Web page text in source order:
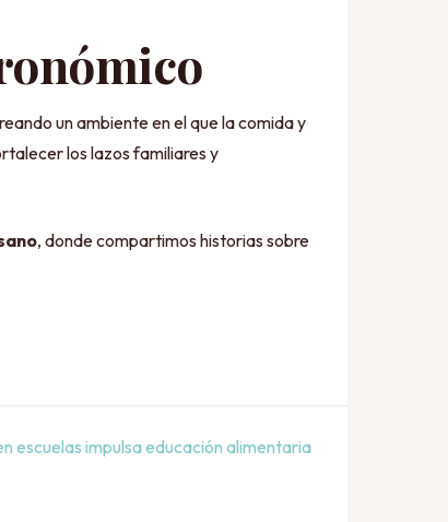
un ambiente en el que la comida y
los lazos familiares y
, donde compartimos historias sobre
escuelas impulsa educación alimentaria